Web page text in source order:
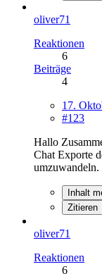
oliver71
Reaktionen
6
Beiträge
4
17.
#123
Hallo
Chat Exporte
umzuwandeln.
Inhalt
Zitieren
oliver71
Reaktionen
6